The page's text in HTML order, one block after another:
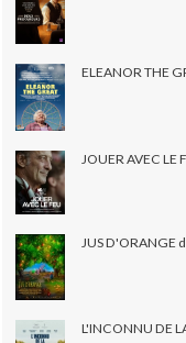
ELEANOR THE
JOUER AVEC
JUS D'ORANGE
L'INCONNU DE